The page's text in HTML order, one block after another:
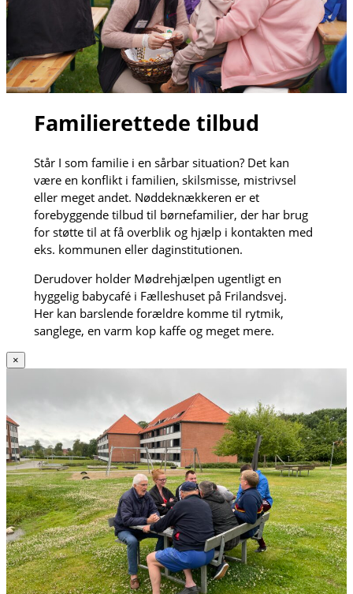
Familierettede tilbud
Står I som familie i en sårbar situation? Det kan
være en konflikt i familien, skilsmisse, mistrivsel
eller meget andet. Nøddeknækkeren er et
forebyggende tilbud til børnefamilier, der har brug
for støtte til at få overblik og hjælp i kontakten med
eks. kommunen eller daginstitutionen.
Derudover holder Mødrehjælpen ugentligt en
hyggelig babycafé i Fælleshuset på Frilandsvej.
Her kan barslende forældre komme til rytmik,
sanglege, en varm kop kaffe og meget mere.
×